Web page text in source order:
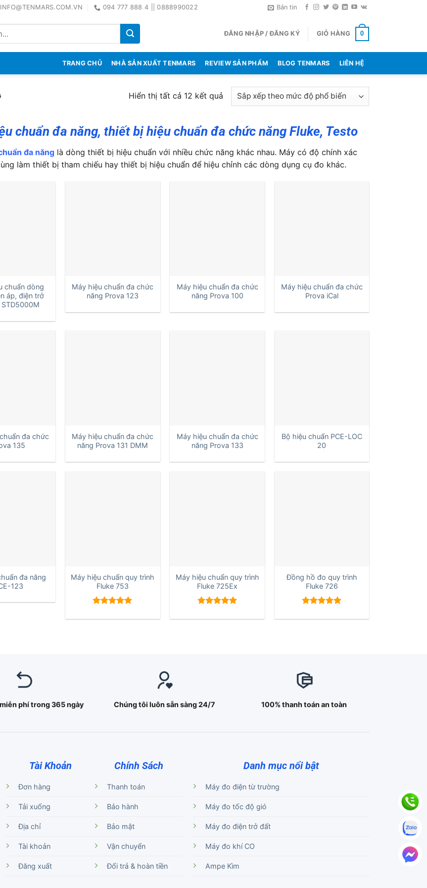
INFO@TENMARS.COM.VN 094 777 888 4 || 0888990022 Bản tin
ĐĂNG NHẬP / ĐĂNG KÝ GIỎ HÀNG 0
TRANG CHỦ NHÀ SẢN XUẤT TENMARS REVIEW SẢN PHẨM BLOG TENMARS LIÊN HỆ
Hiển thị tất cả 12 kết quảĐã
sắp
theo
độ
phổ
chuẩn đa năng, thiết bị hiệu chuẩn đa chức năng Fluke, Testo
đa năng là dòng thiết bị hiệu chuẩn với nhiều chức năng khác nhau. Máy có độ chính xác
làm thiết bị tham chiếu hay thiết bị hiệu chuẩn để hiệu chỉnh các dòng dụng cụ đo khác.
chuẩn dòng
áp, điện trở
STD5000M
Máy hiệu chuẩn đa chức
năng Prova 123
Máy hiệu chuẩn đa chức
năng Prova 100
Máy hiệu chuẩn đa chức
Prova iCal
đa chức
135
Máy hiệu chuẩn đa chức
năng Prova 131 DMM
Máy hiệu chuẩn đa chức
năng Prova 133
Bộ hiệu chuẩn PCE-LOC
20
đa năng
123
Máy hiệu chuẩn quy trình
Fluke 753
hạng5.00
Máy hiệu chuẩn quy trình
Fluke 725Ex
hạng5.00
Đồng hồ đo quy trình
Fluke 726
hạng5.00
phí trong 365 ngày Chúng tôi luôn sẵn sàng 24/7 100% thanh toán an toàn
Tài Khoản
Đơn hàng
Tải xuống
Địa chỉ
Tài khoản
Đăng xuất
Chính Sách
Thanh toán
Bảo hành
Bảo mật
Vận chuyển
Đổi trả & hoàn tiền
Danh mục nổi bật
Máy đo điện từ trường
Máy đo tốc độ gió
Máy đo điện trở đất
Máy đo khí CO
Ampe Kìm